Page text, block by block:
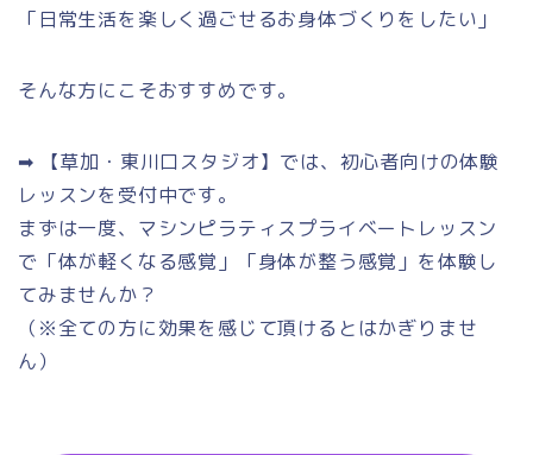
「日常生活を楽しく過ごせるお身体づくりをしたい」
そんな方にこそおすすめです。
➡ 【草加・東川口スタジオ】では、初心者向けの体験
レッスンを受付中です。
まずは一度、マシンピラティスプライベートレッスン
で「体が軽くなる感覚」「身体が整う感覚」を体験し
てみませんか？
（※全ての方に効果を感じて頂けるとはかぎりませ
ん）